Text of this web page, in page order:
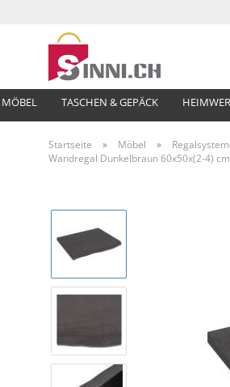
MÖBEL TASCHEN & GEPÄCK
Startseite » Möbel »
Wandregal Dunkelbraun 60x50x(2-4)